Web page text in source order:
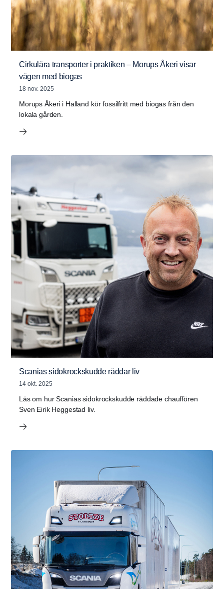
Cirkulära transporter i praktiken – Morups Åkeri visar
vägen med biogas
18 nov. 2025
Morups Åkeri i Halland kör fossilfritt med biogas från den
lokala gården.
Scanias sidokrockskudde räddar liv
14 okt. 2025
Läs om hur Scanias sidokrockskudde räddade chauffören
Sven Eirik Heggestad liv.